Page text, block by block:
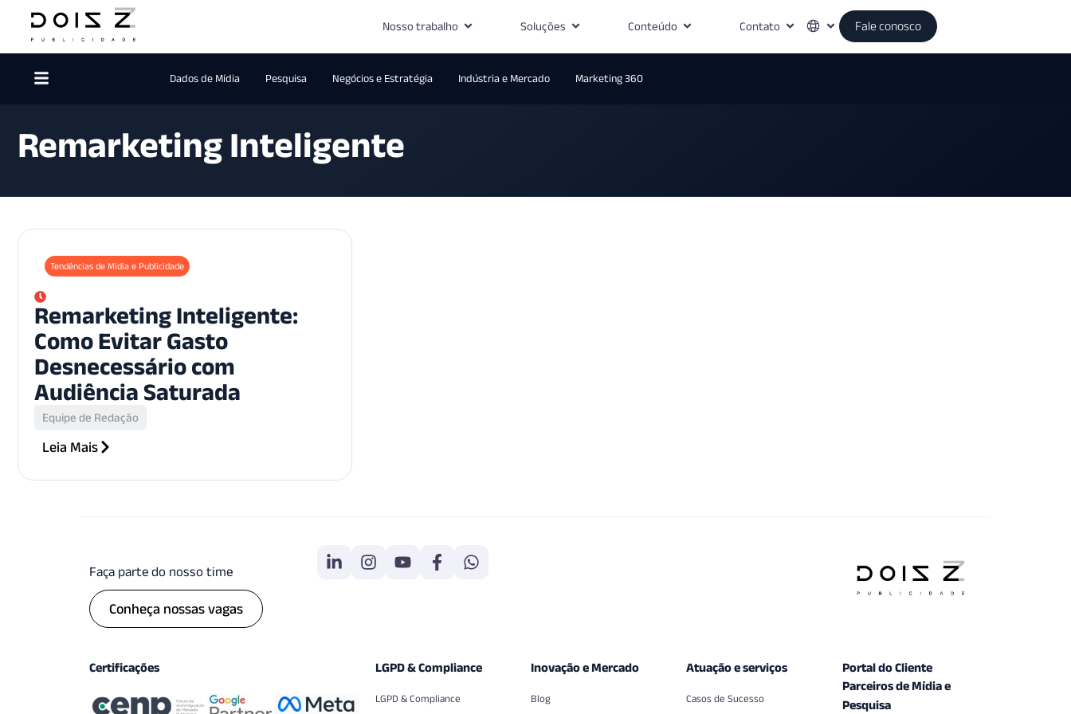
Nosso trabalho Soluções Conteúdo Contato Fale conosco
Dados de Mídia Pesquisa Negócios e Estratégia Indústria e Mercado Marketing 360
Remarketing Inteligente
Tendências de Mídia e Publicidade
Remarketing Inteligente:
Como Evitar Gasto
Desnecessário com
Audiência Saturada
Equipe de Redação
Leia Mais
Faça parte do nosso time
Conheça nossas vagas
Certificações LGPD & Compliance
LGPD & Compliance
Inovação e Mercado
Blog
Atuação e serviços
Casos de Sucesso
Portal do Cliente
Parceiros de Mídia e
Pesquisa